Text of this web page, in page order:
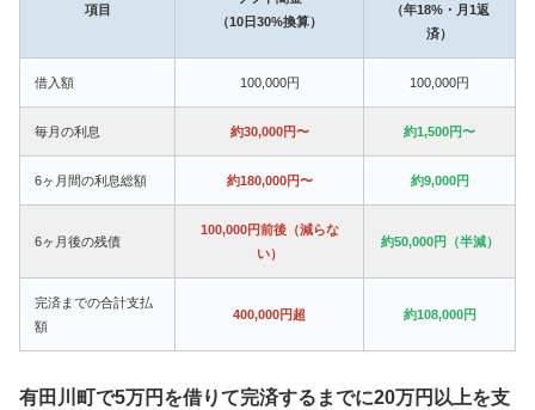
項目
（10日30%換算）
（年18%・月1返
済）
借入額 100,000円 100,000円
毎月の利息 約30,000円〜 約1,500円〜
6ヶ月間の利息総額 約180,000円〜 約9,000円
6ヶ月後の残債
100,000円前後（減らな
い）
約50,000円（半減）
完済までの合計支払
額
400,000円超 約108,000円
有田川町で5万円を借りて完済するまでに20万円以上を支